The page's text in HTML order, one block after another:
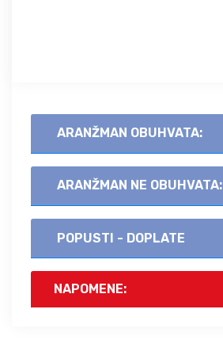
ARANŽMAN OBUHVATA:
ARANŽMAN NE OBUHVATA:
POPUSTI - DOPLATE
NAPOMENE: